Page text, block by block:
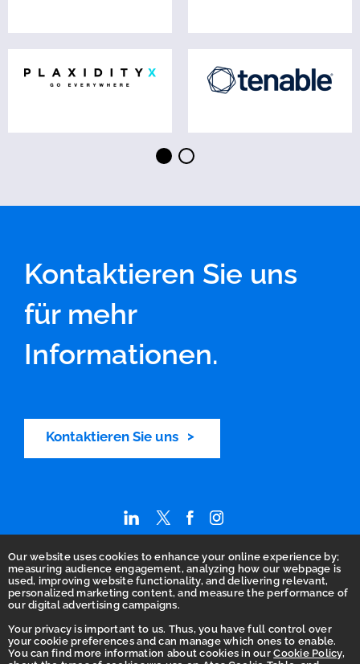
Our website uses cookies to enhance your online experience by;
measuring audience engagement, analyzing how our webpage is
used, improving website functionality, and delivering relevant,
personalized marketing content, and measure the performance of
our digital advertising campaigns.
Your privacy is important to us. Thus, you have full control over
your cookie preferences and can manage which ones to enable.
You can find more information about cookies in ourCookie Policy,
⬤ ⬤
Kontaktieren Sie uns
für mehr
Informationen.
Kontaktieren Sie uns
Home
AGB
Barrierefreiheitserklärung
Betrugsbekämpfung
Datenschutz